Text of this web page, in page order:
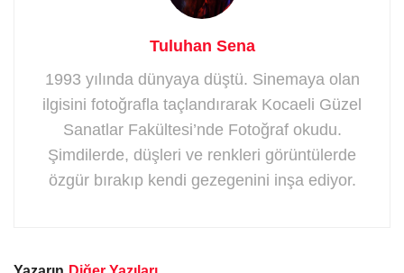
Tuluhan Sena
1993 yılında dünyaya düştü. Sinemaya olan
ilgisini fotoğrafla taçlandırarak Kocaeli Güzel
Sanatlar Fakültesi’nde Fotoğraf okudu.
Şimdilerde, düşleri ve renkleri görüntülerde
özgür bırakıp kendi gezegenini inşa ediyor.